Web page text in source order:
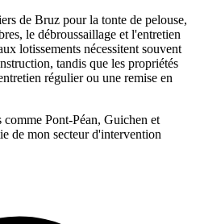
de Bruz pour la tonte de pelouse,
le débroussaillage et l'entretien
lotissements nécessitent souvent
tandis que les propriétés
régulier ou une remise en
Pont-Péan, Guichen et
de mon secteur d'intervention